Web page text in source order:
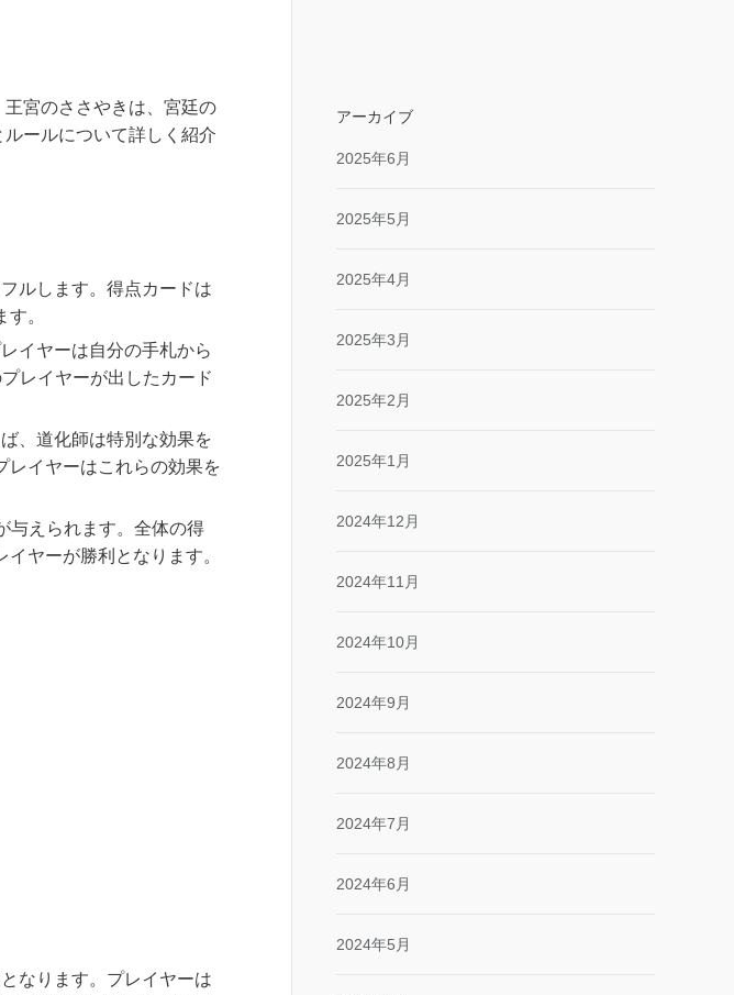
宮のささやきは、宮廷の
ールについて詳しく紹介
ルします。得点カードは
。
イヤーは自分の手札から
レイヤーが出したカード
、道化師は特別な効果を
レイヤーはこれらの効果を
与えられます。全体の得
ヤーが勝利となります。
なります。プレイヤーは
アーカイブ
2025年6月
2025年5月
2025年4月
2025年3月
2025年2月
2025年1月
2024年12月
2024年11月
2024年10月
2024年9月
2024年8月
2024年7月
2024年6月
2024年5月